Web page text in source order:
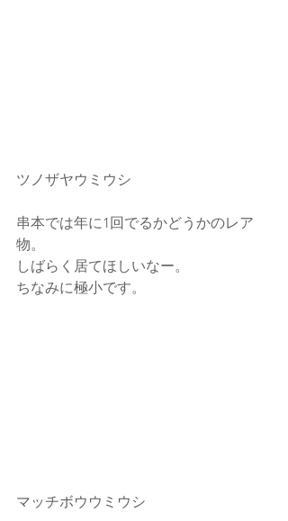
ツノザヤウミウシ
串本では年に1回でるかどうかのレア
物。
しばらく居てほしいなー。
ちなみに極小です。
マッチボウウミウシ